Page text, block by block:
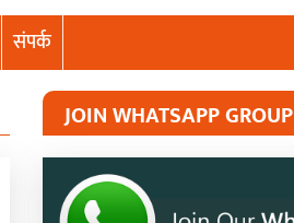
संपर्क
JOIN WHATSAPP GROUP